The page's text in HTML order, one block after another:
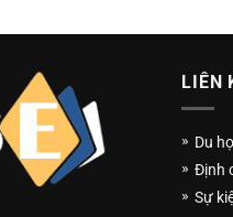
LIÊN
Du
Định
Sự